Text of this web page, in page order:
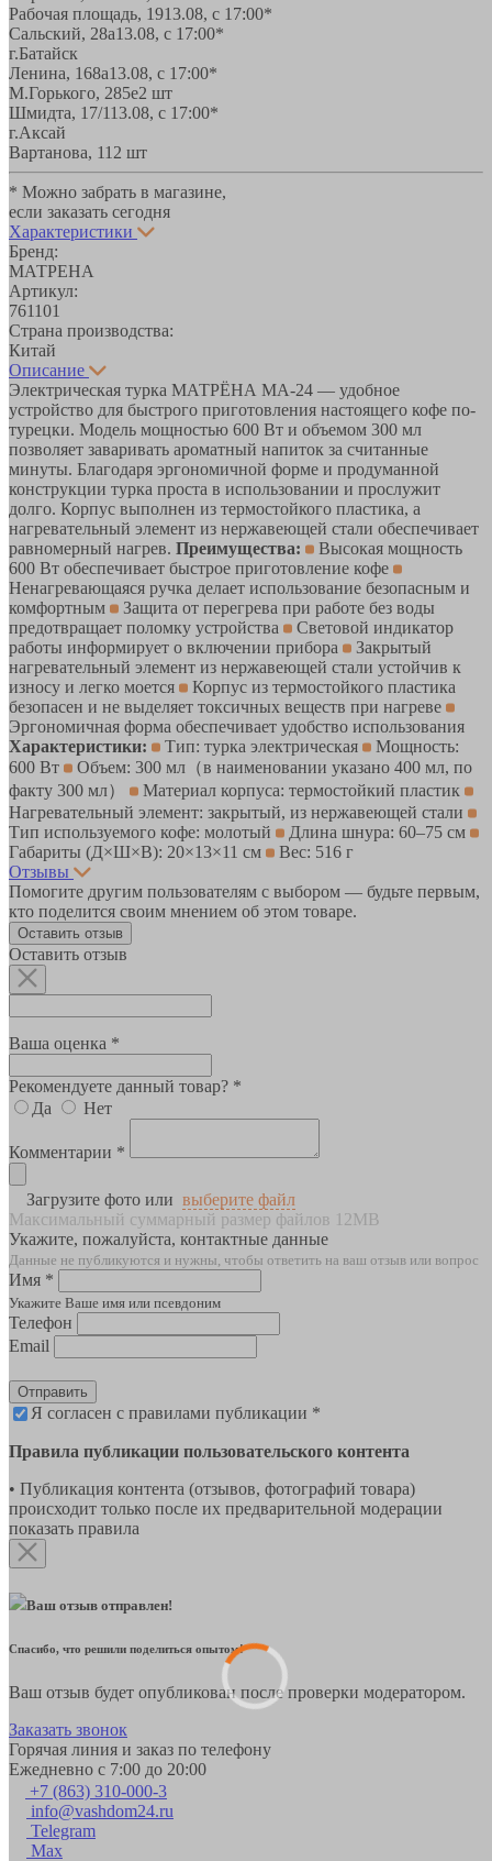
Рабочая площадь, 1913.08, с 17:00*
Сальский, 28a13.08, с 17:00*
г.Батайск
Ленина, 168а13.08, с 17:00*
М.Горького, 285е2 шт
Шмидта, 17/113.08, с 17:00*
г.Аксай
Вартанова, 11 2 шт
* Можно забрать в магазине,
если заказать сегодня
Характеристики
Бренд:
МАТРЕНА
Артикул:
761101
Страна производства:
Китай
Описание
Электрическая турка МАТРЁНА МА-24 — удобное
устройство для быстрого приготовления настоящего кофе по-
турецки. Модель мощностью 600 Вт и объемом 300 мл
позволяет заваривать ароматный напиток за считанные
минуты. Благодаря эргономичной форме и продуманной
конструкции турка проста в использовании и прослужит
долго. Корпус выполнен из термостойкого пластика, а
нагревательный элемент из нержавеющей стали обеспечивает
равномерный нагрев. Преимущества:
Высокая мощность
600 Вт обеспечивает быстрое приготовление кофе
Ненагревающаяся ручка делает использование безопасным и
комфортным
Защита от перегрева при работе без воды
предотвращает поломку устройства
Световой индикатор
работы информирует о включении прибора
Закрытый
нагревательный элемент из нержавеющей стали устойчив к
износу и легко моется
Корпус из термостойкого пластика
безопасен и не выделяет токсичных веществ при нагреве
Эргономичная форма обеспечивает удобство использования
Характеристики:
Тип: турка электрическая
Мощность:
600 Вт
Объем: 300 мл（в наименовании указано 400 мл, по
факту 300 мл）
Материал корпуса: термостойкий пластик
Нагревательный элемент: закрытый, из нержавеющей стали
Тип используемого кофе: молотый
Длина шнура: 60–75 см
Габариты (Д×Ш×В): 20×13×11 см
Вес: 516 г
Отзывы
Помогите другим пользователям с выбором — будьте первым,
кто поделится своим мнением об этом товаре.
Оставить отзыв
Оставить отзыв
Ваша оценка *
Рекомендуете данный товар? *
Да
Нет
Комментарии *
Загрузите фото или выберите файл
Максимальный суммарный размер файлов 12MB
Укажите, пожалуйста, контактные данные
Данные не публикуются и нужны, чтобы ответить на ваш отзыв или вопрос
Имя *
Укажите Ваше имя или псевдоним
Телефон
Email
Отправить
Я согласен с правилами публикации *
Правила публикации пользовательского контента
• Публикация контента (отзывов, фотографий товара)
происходит только после их предварительной модерации
показать правила
Ваш отзыв отправлен!
Спасибо, что решили поделиться опытом!
Ваш отзыв будет опубликован после проверки модератором.
Заказать звонок
Горячая линия и заказ по телефону
Ежедневно с 7:00 до 20:00
+7 (863) 310-000-3
info@vashdom24.ru
Telegram
Max